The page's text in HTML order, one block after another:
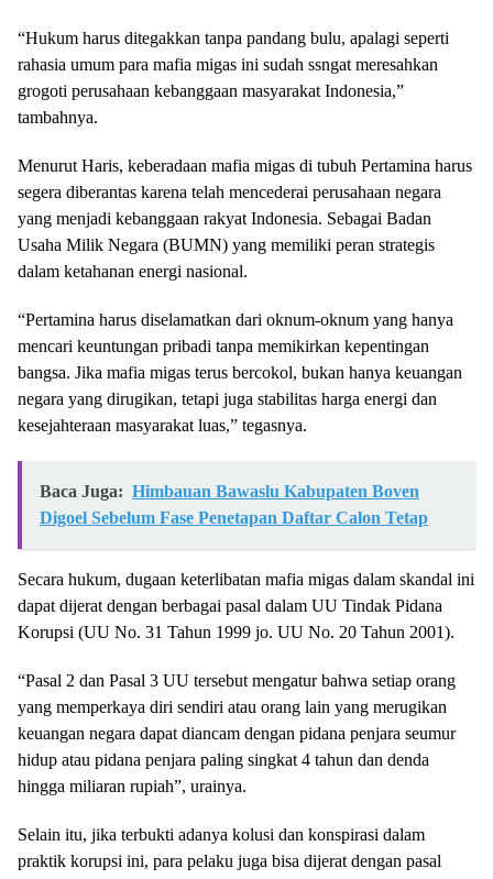
“Hukum harus ditegakkan tanpa pandang bulu, apalagi seperti
rahasia umum para mafia migas ini sudah ssngat meresahkan
grogoti perusahaan kebanggaan masyarakat Indonesia,”
tambahnya.
Menurut Haris, keberadaan mafia migas di tubuh Pertamina harus
segera diberantas karena telah mencederai perusahaan negara
yang menjadi kebanggaan rakyat Indonesia. Sebagai Badan
Usaha Milik Negara (BUMN) yang memiliki peran strategis
dalam ketahanan energi nasional.
“Pertamina harus diselamatkan dari oknum-oknum yang hanya
mencari keuntungan pribadi tanpa memikirkan kepentingan
bangsa. Jika mafia migas terus bercokol, bukan hanya keuangan
negara yang dirugikan, tetapi juga stabilitas harga energi dan
kesejahteraan masyarakat luas,” tegasnya.
Baca Juga: Himbauan Bawaslu Kabupaten Boven
Digoel Sebelum Fase Penetapan Daftar Calon Tetap
Secara hukum, dugaan keterlibatan mafia migas dalam skandal ini
dapat dijerat dengan berbagai pasal dalam UU Tindak Pidana
Korupsi (UU No. 31 Tahun 1999 jo. UU No. 20 Tahun 2001).
“Pasal 2 dan Pasal 3 UU tersebut mengatur bahwa setiap orang
yang memperkaya diri sendiri atau orang lain yang merugikan
keuangan negara dapat diancam dengan pidana penjara seumur
hidup atau pidana penjara paling singkat 4 tahun dan denda
hingga miliaran rupiah”, urainya.
Selain itu, jika terbukti adanya kolusi dan konspirasi dalam
praktik korupsi ini, para pelaku juga bisa dijerat dengan pasal